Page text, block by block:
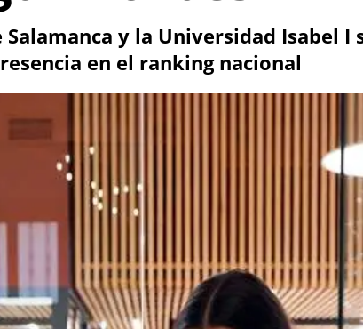
Salamanca y la Universidad Isabel
en el ranking nacional